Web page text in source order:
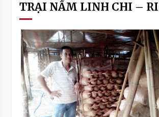
TRẠI NẤM LINH CHI –